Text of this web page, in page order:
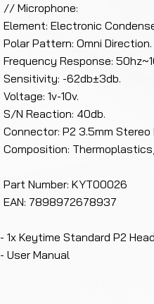
// Microphone:
Element: Electronic
Polar Pattern: Omni Direction.
Frequency Response:
Sensitivity: -62db±3db.
Voltage: 1v-10v.
S/N Reaction: 40db.
Connector: P2 3.5mm Stereo
Composition:
Part Number: KYT00026
EAN: 7898972678937
- 1x Keytime Standard P2
- User Manual